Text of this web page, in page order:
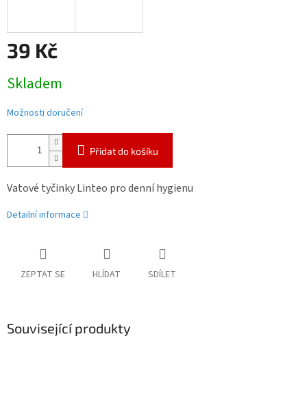
39 Kč
cena:
Skladem
Možnosti doručení
Přidat do košíku
Vatové tyčinky Linteo pro denní hygienu
Detailní informace
ZEPTAT SE HLÍDAT SDÍLET
Související produkty